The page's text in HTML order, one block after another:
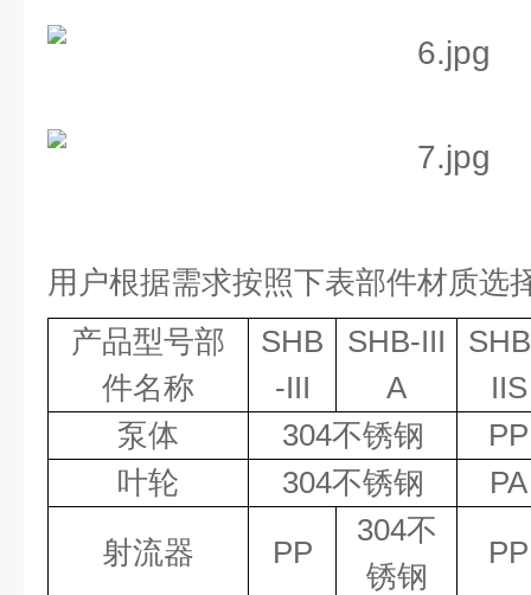
用户根据需求按照下表部件材质选
产品型号部
件名称
SHB
-III
SHB-III
A
IIS
泵体
304不锈钢
PP
叶轮
304不锈钢
PA
射流器
PP
304不
锈钢
PP